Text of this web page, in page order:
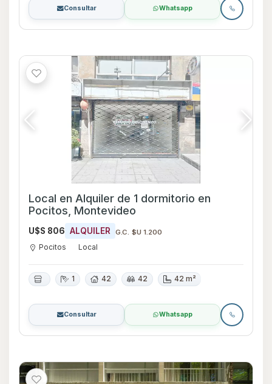
Consultar Whatsapp
Local en Alquiler de 1 dormitorio en
Pocitos, Montevideo
U$S 806 ALQUILER G.C. $U 1.200
Pocitos Local
1 42 42 42 m²
Consultar Whatsapp